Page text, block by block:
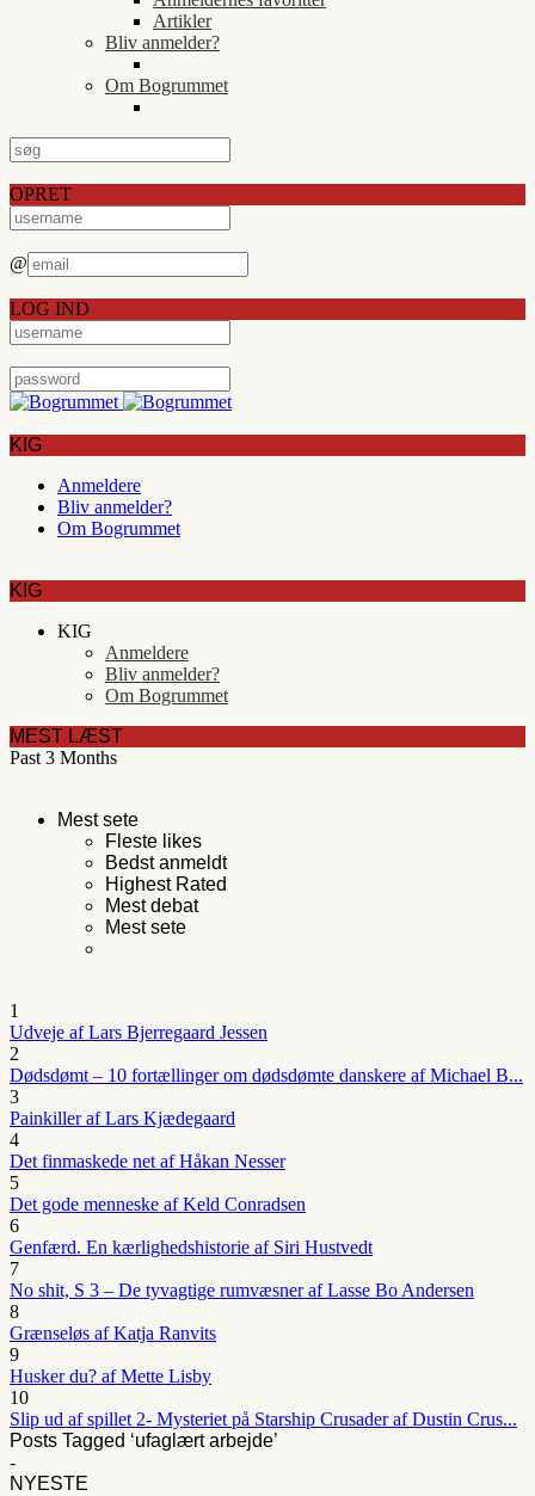
Artikler
Bliv anmelder?
Om Bogrummet
OPRET
@
LOG IND
KIG
Anmeldere
Bliv anmelder?
Om Bogrummet
KIG
KIG
Anmeldere
Bliv anmelder?
Om Bogrummet
MEST LÆST
Past 3 Months
Mest sete
Fleste likes
Bedst anmeldt
Highest Rated
Mest debat
Mest sete
1
Udveje af Lars Bjerregaard Jessen
2
Dødsdømt – 10 fortællinger om dødsdømte danskere af Michael B...
3
Painkiller af Lars Kjædegaard
4
Det finmaskede net af Håkan Nesser
5
Det gode menneske af Keld Conradsen
6
Genfærd. En kærlighedshistorie af Siri Hustvedt
7
No shit, S 3 – De tyvagtige rumvæsner af Lasse Bo Andersen
8
Grænseløs af Katja Ranvits
9
Husker du? af Mette Lisby
10
Slip ud af spillet 2- Mysteriet på Starship Crusader af Dustin Crus...
Posts Tagged ‘ufaglært arbejde’
-
NYESTE